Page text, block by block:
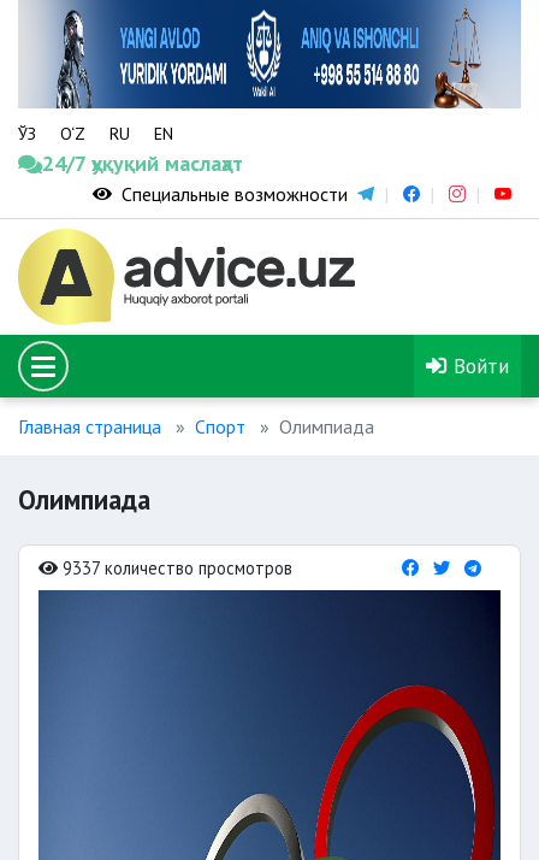
ЎЗ O‘Z RU EN
24/7 ҳуқуқий маслаҳат
Специальные возможности
Войти
Главная страница Спорт Олимпиада
Олимпиада
9337 количество просмотров